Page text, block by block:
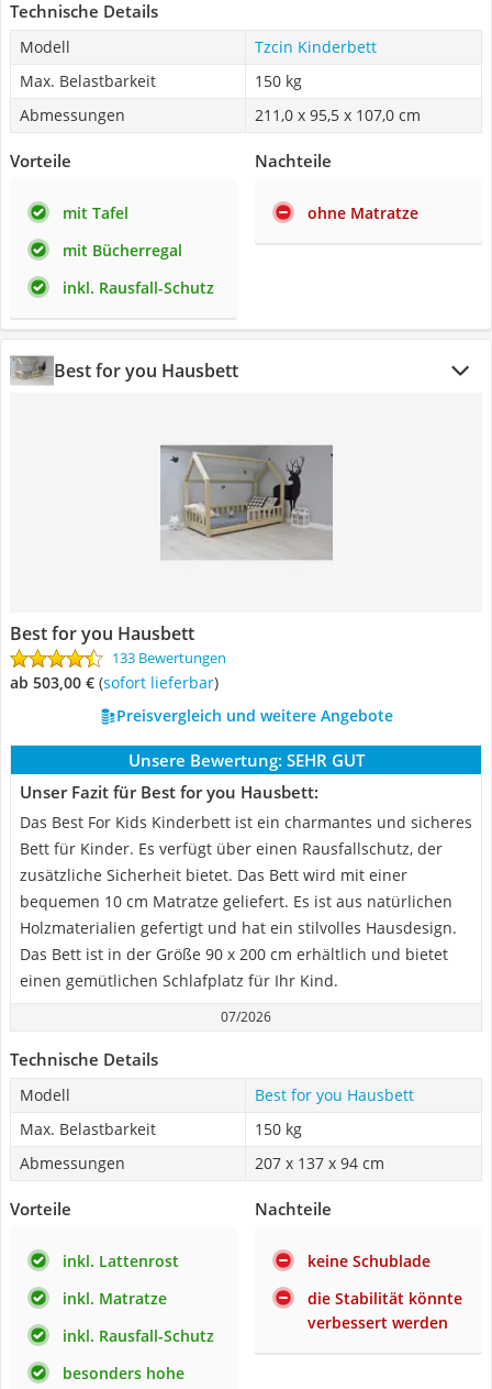
Technische Details
Modell
Tzcin Kinderbett
Max. Belastbarkeit
150 kg
Abmessungen
211,0 x 95,5 x 107,0 cm
Vorteile
mit Tafel
mit Bücherregal
inkl. Rausfall-Schutz
Nachteile
ohne Matratze
Best for you Hausbett
Best for you Hausbett
133 Bewertungen
ab 503,00 € ( Sofort lieferbar)
Preisvergleich und weitere Angebote
Unsere Bewertung: SEHR GUT
Unser Fazit für Best for you Hausbett:
Das Best For Kids Kinderbett ist ein charmantes und sicheres
Bett für Kinder. Es verfügt über einen Rausfallschutz, der
zusätzliche Sicherheit bietet. Das Bett wird mit einer
bequemen 10 cm Matratze geliefert. Es ist aus natürlichen
Holzmaterialien gefertigt und hat ein stilvolles Hausdesign.
Das Bett ist in der Größe 90 x 200 cm erhältlich und bietet
einen gemütlichen Schlafplatz für Ihr Kind.
07/2026
Technische Details
Modell
Best for you Hausbett
Max. Belastbarkeit
150 kg
Abmessungen
207 x 137 x 94 cm
Vorteile
inkl. Lattenrost
inkl. Matratze
inkl. Rausfall-Schutz
besonders hohe
Nachteile
keine Schublade
die Stabilität könnte
verbessert werden